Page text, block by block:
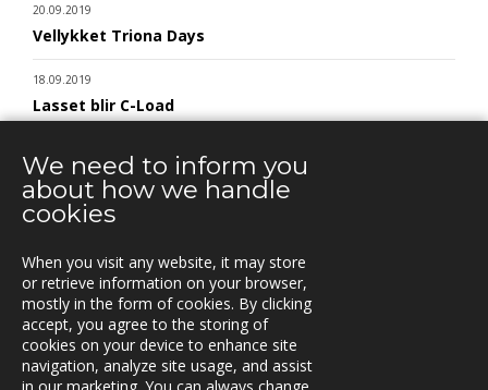
20.09.2019
Vellykket Triona Days
18.09.2019
Lasset blir C-Load
Extrico øker sin eierandel i Triona
04.09.2019
28.08.2019
Triona ny medlem i BEAst
20.08.2019
Tre skogselskap velger VFS
We need to inform you
about how we handle
cookies
When you visit any website, it may store
or retrieve information on your browser,
mostly in the form of cookies. By clicking
accept, you agree to the storing of
cookies on your device to enhance site
navigation, analyze site usage, and assist